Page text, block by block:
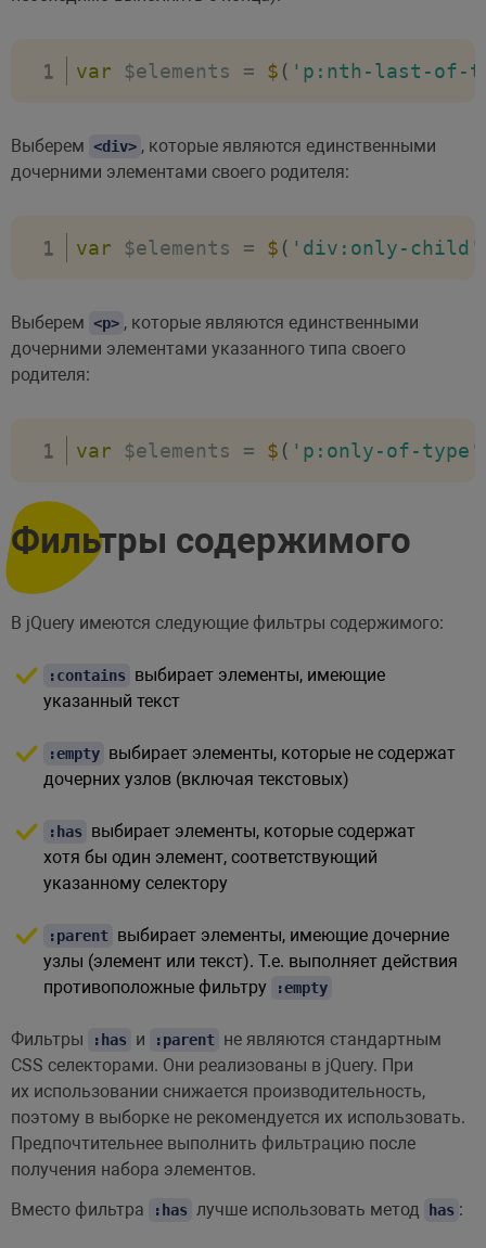
var $elements = $ ( 'p:nth-last-of-
Выберем <div> , которые являются единственными
дочерними элементами своего родителя:
var $elements = $ ( 'div:only-child'
Выберем <p> , которые являются единственными
дочерними элементами указанного типа своего
родителя:
var $elements = $ ( 'p:only-of-type'
Фильтры содержимого
В jQuery имеются следующие фильтры содержимого:
:contains выбирает элементы, имеющие
указанный текст
:empty выбирает элементы, которые не содержат
дочерних узлов (включая текстовых)
:has выбирает элементы, которые содержат
хотя бы один элемент, соответствующий
указанному селектору
:parent выбирает элементы, имеющие дочерние
узлы (элемент или текст). Т.е. выполняет действия
противоположные фильтру
:empty
Фильтры :has и :parent не являются стандартным
CSS селекторами. Они реализованы в jQuery. При
их использовании снижается производительность,
поэтому в выборке не рекомендуется их использовать.
Предпочтительнее выполнить фильтрацию после
получения набора элементов.
Вместо фильтра
:has лучше использовать метод has :